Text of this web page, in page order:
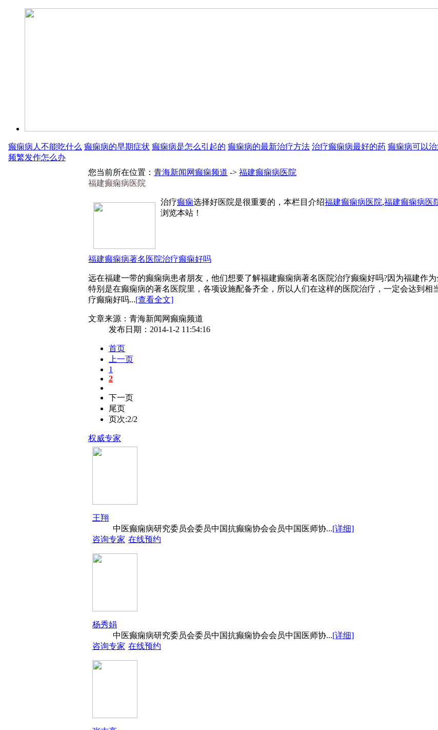
癫痫病人不能吃什么 癫痫病的早期症状 癫痫病是怎么引起的 癫痫病的最新治疗方法 治疗癫痫病最好的药 癫痫病可以
频繁发作怎么办
您当前所在位置： 青海新闻网癫痫频道 -> 福建癫痫病医院
福建癫痫病医院
治疗癫痫选择好医院是很重要的，本栏目介绍福建癫痫病医院,福建癫痫病医
浏览本站！
福建癫痫病著名医院治疗癫痫好吗
远在福建一带的癫痫病患者朋友，他们想要了解福建癫痫病著名医院治疗癫痫好吗?因为福建作
特别是在癫痫病的著名医院里，各项设施配备齐全，所以人们在这样的医院治疗，一定会达到
疗癫痫好吗...[查看全文]
文章来源：青海新闻网癫痫频道
发布日期：2014-1-2 11:54:16
首页
上一页
1
2
下一页
尾页
页次:2/2
权威专家
王翔
中医癫痫病研究委员会委员中国抗癫痫协会会员中国医师协...[详细]
咨询专家 在线预约
杨秀娟
中医癫痫病研究委员会委员中国抗癫痫协会会员中国医师协...[详细]
咨询专家 在线预约